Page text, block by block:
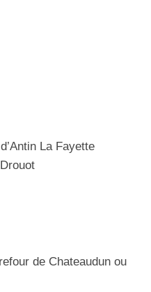
La Fayette
de Chateaudun ou